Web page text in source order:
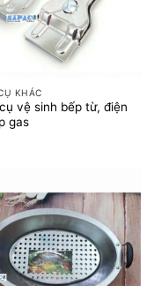
KHÁC
vệ sinh bếp từ, điện
gas